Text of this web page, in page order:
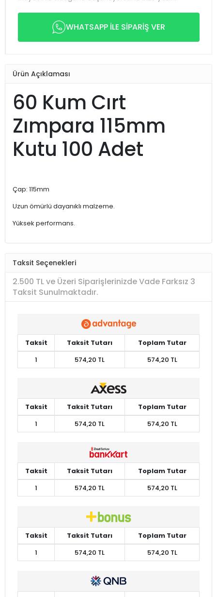
WHATSAPP İLE SİPARİŞ VER
Ürün Açıklaması
60 Kum Cırt
Zımpara 115mm
Kutu 100 Adet
Çap: 115mm
Uzun ömürlü dayanıklı malzeme.
Yüksek performans.
Taksit Seçenekleri
2.500 TL ve Üzeri Siparişlerinizde Vade Farksız 3
Taksit Sunulmaktadır.
Taksit Taksit Tutarı
Toplam Tutar
1
574,20 TL 574,20 TL
Taksit Taksit Tutarı
Toplam Tutar
1
574,20 TL 574,20 TL
Taksit Taksit Tutarı
Toplam Tutar
1
574,20 TL 574,20 TL
Taksit Taksit Tutarı
Toplam Tutar
1
574,20 TL 574,20 TL